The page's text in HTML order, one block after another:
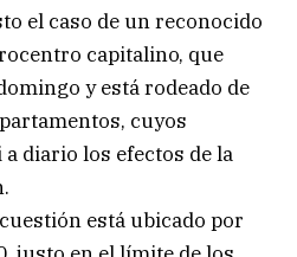
el caso de un reconocido
capitalino, que
y está rodeado de
cuyos
diario los efectos de la
está ubicado por